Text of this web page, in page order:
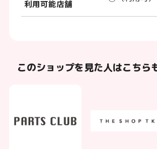
利用可能店舗
このショップを見た人はこちら